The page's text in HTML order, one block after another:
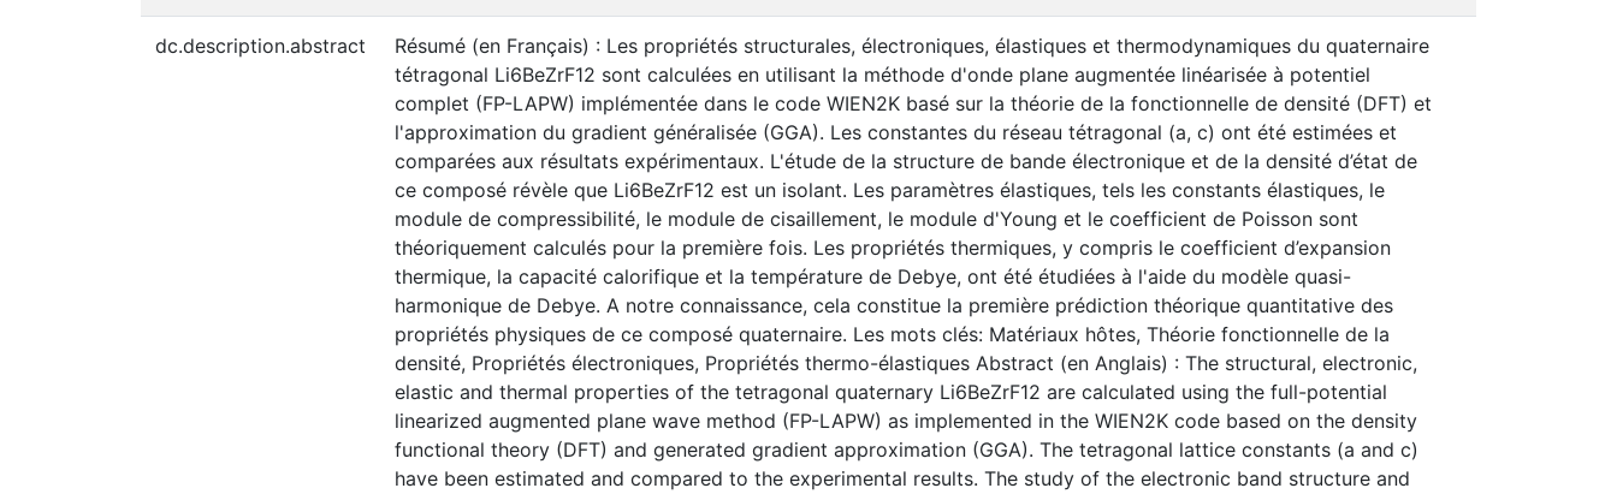
dc.description.abstract
Résumé (en Français) : Les propriétés structurales, électroniques, élastiques et thermodynamiques du quaternaire
tétragonal Li6BeZrF12 sont calculées en utilisant la méthode d'onde plane augmentée linéarisée à potentiel
complet (FP-LAPW) implémentée dans le code WIEN2K basé sur la théorie de la fonctionnelle de densité (DFT) et
l'approximation du gradient généralisée (GGA). Les constantes du réseau tétragonal (a, c) ont été estimées et
comparées aux résultats expérimentaux. L'étude de la structure de bande électronique et de la densité d’état de
ce composé révèle que Li6BeZrF12 est un isolant. Les paramètres élastiques, tels les constants élastiques, le
module de compressibilité, le module de cisaillement, le module d'Young et le coefficient de Poisson sont
théoriquement calculés pour la première fois. Les propriétés thermiques, y compris le coefficient d’expansion
thermique, la capacité calorifique et la température de Debye, ont été étudiées à l'aide du modèle quasi-
harmonique de Debye. A notre connaissance, cela constitue la première prédiction théorique quantitative des
propriétés physiques de ce composé quaternaire. Les mots clés: Matériaux hôtes, Théorie fonctionnelle de la
densité, Propriétés électroniques, Propriétés thermo-élastiques Abstract (en Anglais) : The structural, electronic,
elastic and thermal properties of the tetragonal quaternary Li6BeZrF12 are calculated using the full-potential
linearized augmented plane wave method (FP-LAPW) as implemented in the WIEN2K code based on the density
functional theory (DFT) and generated gradient approximation (GGA). The tetragonal lattice constants (a and c)
have been estimated and compared to the experimental results. The study of the electronic band structure and